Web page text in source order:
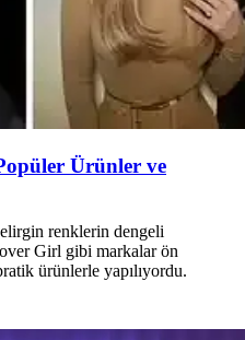
Ürünler ve
renklerin dengeli
Girl gibi markalar ön
ürünlerle yapılıyordu.